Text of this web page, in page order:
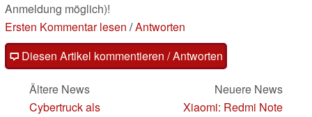
Anmeldung möglich)!
Ersten Kommentar lesen /Antworten
Diesen Artikel kommentieren / Antworten
Ältere News
Cybertruck als
Neuere News
Xiaomi: Redmi Note